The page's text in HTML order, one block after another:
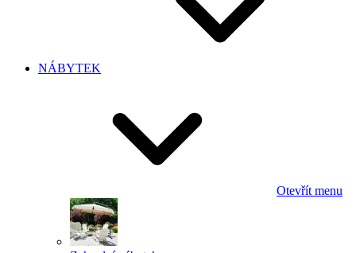
NÁBYTEK
Otevřít menu